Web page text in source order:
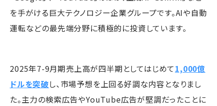
を手がける巨大テクノロジー企業グループです。AIや自動
運転などの最先端分野に積極的に投資しています。
2025年7-9月期売上高が四半期としてはじめて1,000億
ドルを突破し、市場予想を上回る好調な内容となりまし
た。主力の検索広告やYouTube広告が堅調だったことに